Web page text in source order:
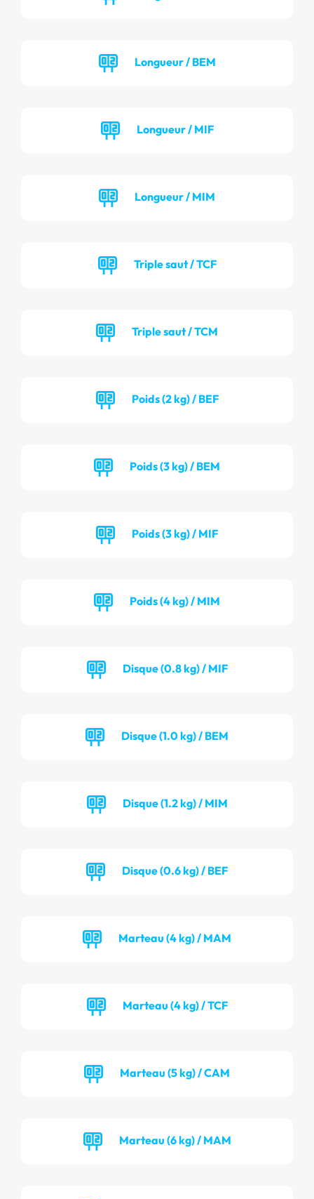
Longueur / BEM
Longueur / MIF
Longueur / MIM
Triple saut / TCF
Triple saut / TCM
Poids (2 kg) / BEF
Poids (3 kg) / BEM
Poids (3 kg) / MIF
Poids (4 kg) / MIM
Disque (0.8 kg) / MIF
Disque (1.0 kg) / BEM
Disque (1.2 kg) / MIM
Disque (0.6 kg) / BEF
Marteau (4 kg) / MAM
Marteau (4 kg) / TCF
Marteau (5 kg) / CAM
Marteau (6 kg) / MAM